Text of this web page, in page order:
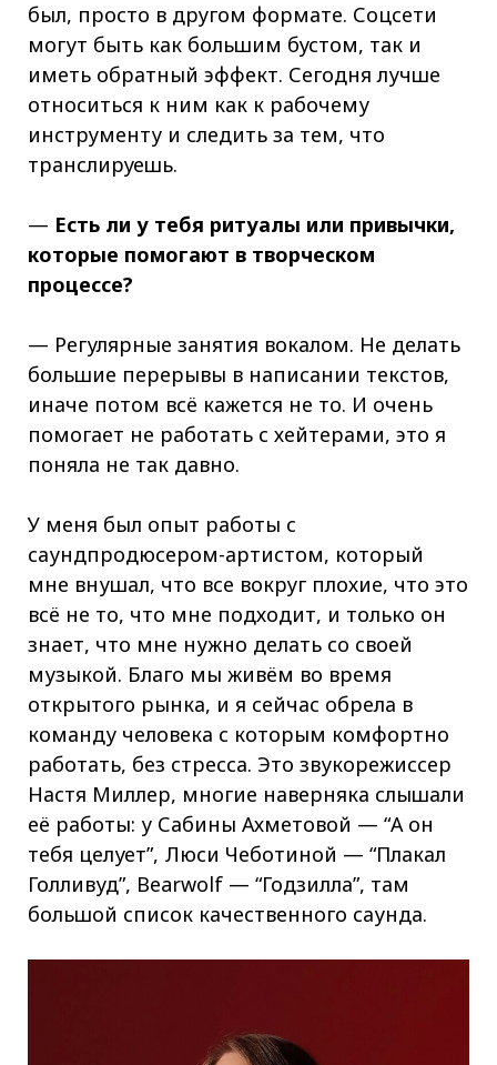
был, просто в другом формате. Соцсети
могут быть как большим бустом, так и
иметь обратный эффект. Сегодня лучше
относиться к ним как к рабочему
инструменту и следить за тем, что
транслируешь.
— Есть ли у тебя ритуалы или привычки,
которые помогают в творческом
процессе?
— Регулярные занятия вокалом. Не делать
большие перерывы в написании текстов,
иначе потом всё кажется не то. И очень
помогает не работать с хейтерами, это я
поняла не так давно.
У меня был опыт работы с
саундпродюсером-артистом, который
мне внушал, что все вокруг плохие, что это
всё не то, что мне подходит, и только он
знает, что мне нужно делать со своей
музыкой. Благо мы живём во время
открытого рынка, и я сейчас обрела в
команду человека с которым комфортно
работать, без стресса. Это звукорежиссер
Настя Миллер, многие наверняка слышали
её работы: у Сабины Ахметовой — “А он
тебя целует”, Люси Чеботиной — “Плакал
Голливуд”, Bearwolf — “Годзилла”, там
большой список качественного саунда.